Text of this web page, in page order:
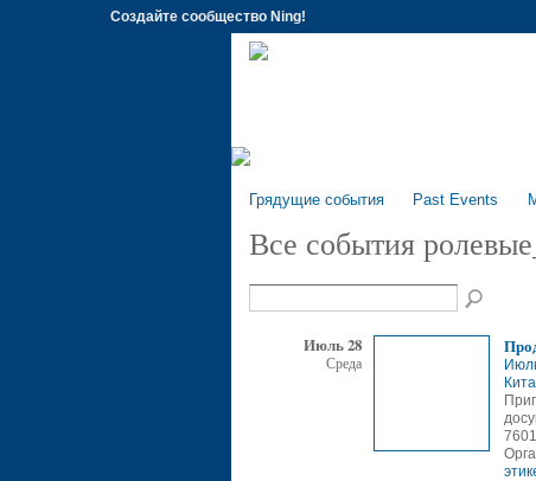
Создайте сообщество Ning!
Грядущие события Past Events
Все события
Июль 28
Среда